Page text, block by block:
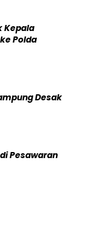
Kepala
Polda
Desak
Pesawaran